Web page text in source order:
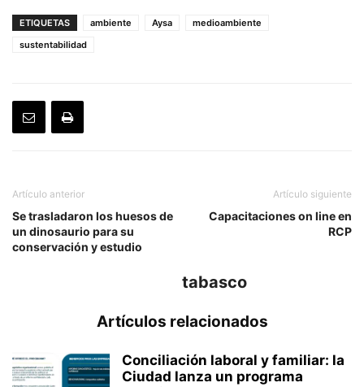
ETIQUETAS ambiente Aysa
medioambiente
sustentabilidad
Artículo anterior
Se trasladaron los huesos de
un dinosaurio para su
conservación y estudio
Artículo siguiente
Capacitaciones on line en
RCP
tabasco
Artículos relacionados
Conciliación laboral y familiar: la
Ciudad lanza un programa